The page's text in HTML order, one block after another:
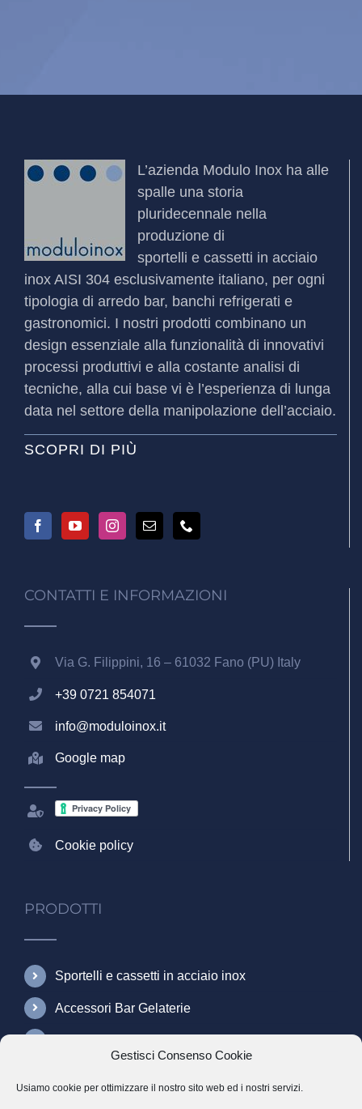
Gestisci Consenso Cookie
Usiamo cookie per ottimizzare il nostro sito web ed i nostri servizi.
L’azienda Modulo Inox ha alle
spalle una storia
pluridecennale nella
produzione di
sportelli e cassetti in acciaio
inox AISI 304 esclusivamente italiano, per ogni
tipologia di arredo bar, banchi refrigerati e
gastronomici. I nostri prodotti combinano un
design essenziale alla funzionalità di innovativi
processi produttivi e alla costante analisi di
tecniche, alla cui base vi è l’esperienza di lunga
data nel settore della manipolazione dell’acciaio.
SCOPRI DI PIÙ
CONTATTI E INFORMAZIONI
Via G. Filippini, 16 – 61032 Fano (PU) Italy
+39 0721 854071
info@moduloinox.it
Google map
Cookie policy
PRODOTTI
Sportelli e cassetti in acciaio inox
Accessori Bar Gelaterie